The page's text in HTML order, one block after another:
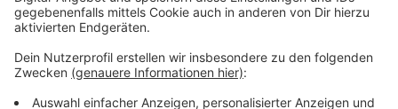
Verpass' nichts mehr - mit unserem kostenlosen
ANTENNE BAYERN Newsletter. Ob Nachrichten,
Lifestyle oder unsere neuesten Aktionen - wir
informieren dich.